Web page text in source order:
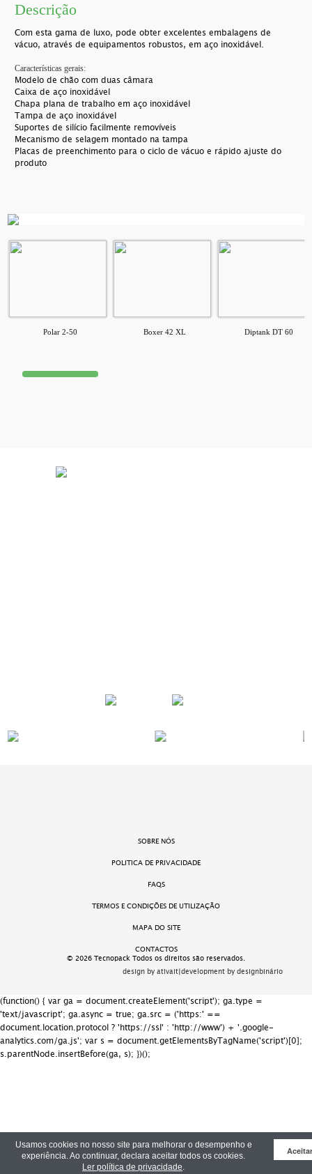
Usamos cookies no nosso site para melhorar o desempenho e
experiência. Ao continuar, declara aceitar todos os cookies.
Ler política de privacidade.
Aceitar
Descrição
Com esta gama de luxo, pode obter excelentes embalagens de
vácuo, através de equipamentos robustos, em aço inoxidável.
Características gerais:
Modelo de chão com duas câmara
Caixa de aço inoxidável
Chapa plana de trabalho em aço inoxidável
Tampa de aço inoxidável
Suportes de silício facilmente removíveis
Mecanismo de selagem montado na tampa
Placas de preenchimento para o ciclo de vácuo e rápido ajuste do
produto
Polar 2-50 Boxer 42 XL Diptank DT 60
SOBRE NÓS
POLITICA DE PRIVACIDADE
FAQS
TERMOS E CONDIÇÕES DE UTILIZAÇÃO
MAPA DO SITE
CONTACTOS
© 2026 Tecnopack Todos os direitos são reservados.
development by designbinário
|
design by ativait
(function() { var ga = document.createElement('script'); ga.type =
'text/javascript'; ga.async = true; ga.src = ('https:' ==
document.location.protocol ? 'https://ssl' : 'http://www') + '.google-
analytics.com/ga.js'; var s = document.getElementsByTagName('script')[0];
s.parentNode.insertBefore(ga, s); })();